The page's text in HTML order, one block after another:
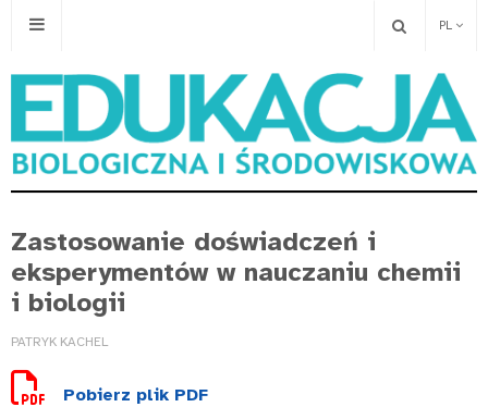
PL
Zastosowanie doświadczeń i
eksperymentów w nauczaniu chemii
i biologii
PATRYK KACHEL
Pobierz plik PDF